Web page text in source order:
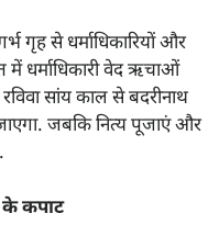
गृह से धर्माधिकारियों और
में धर्माधिकारी वेद ऋचाओं
सांय काल से बदरीनाथ
जबकि नित्य पूजाएं और
के कपाट